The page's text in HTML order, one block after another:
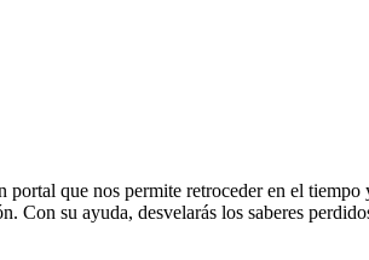
portal que nos permite retroceder en el
Con su ayuda, desvelarás los saberes